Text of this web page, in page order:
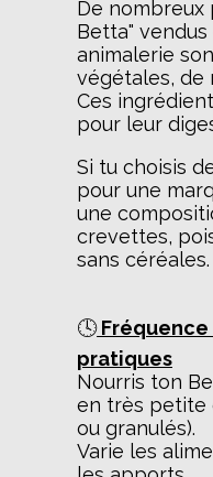
De nombreux
Betta"
animalerie
végétales, de
Ces
pour leur
Si tu choisis
pour une
une
crevettes,
sans céréales.
🕓Fréquence
pratiques
Nourris ton
en très petite
ou granulés).
Varie les